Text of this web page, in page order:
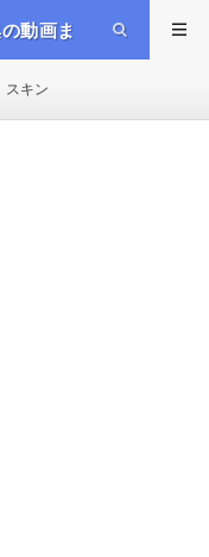
動画ま
スキン